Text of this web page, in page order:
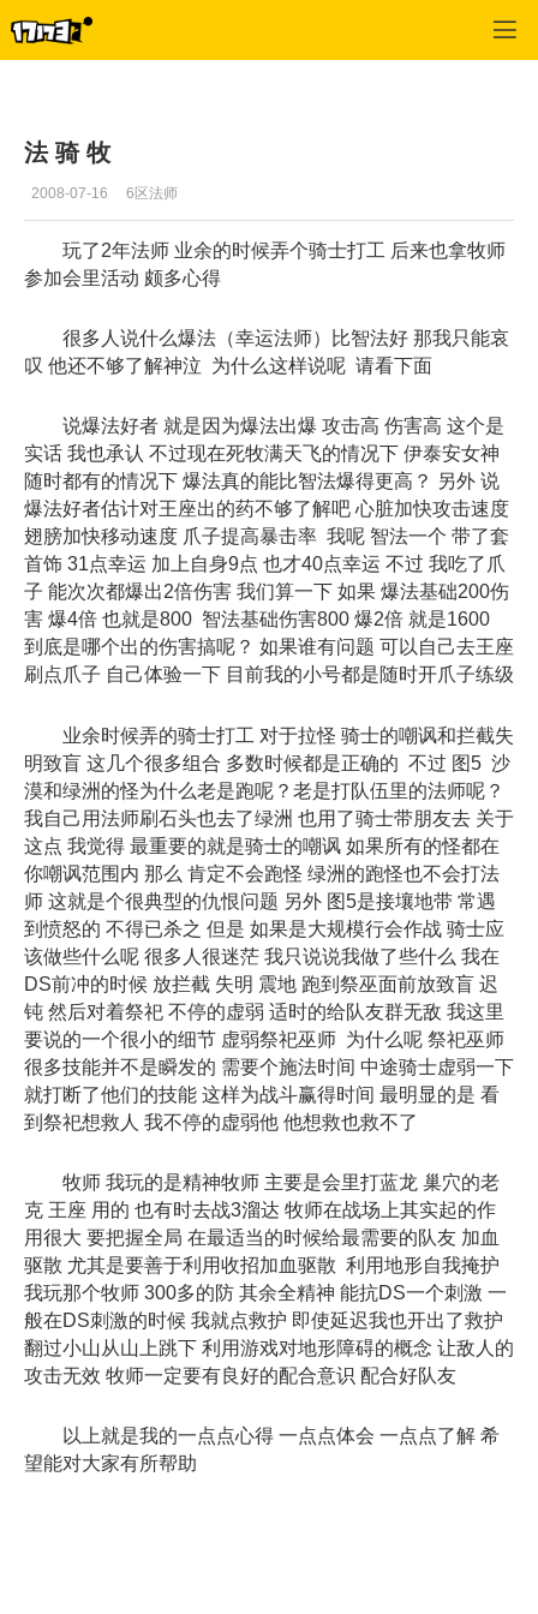
法 骑 牧
2008-07-16 6区法师
玩了2年法师 业余的时候弄个骑士打工 后来也拿牧师
参加会里活动 颇多心得
很多人说什么爆法（幸运法师）比智法好 那我只能哀
叹 他还不够了解神泣 为什么这样说呢 请看下面
说爆法好者 就是因为爆法出爆 攻击高 伤害高 这个是
实话 我也承认 不过现在死牧满天飞的情况下 伊泰安女神
随时都有的情况下 爆法真的能比智法爆得更高？ 另外 说
爆法好者估计对王座出的药不够了解吧 心脏加快攻击速度
翅膀加快移动速度 爪子提高暴击率 我呢 智法一个 带了套
首饰 31点幸运 加上自身9点 也才40点幸运 不过 我吃了爪
子 能次次都爆出2倍伤害 我们算一下 如果 爆法基础200伤
害 爆4倍 也就是800 智法基础伤害800 爆2倍 就是1600
到底是哪个出的伤害搞呢？ 如果谁有问题 可以自己去王座
刷点爪子 自己体验一下 目前我的小号都是随时开爪子练级
业余时候弄的骑士打工 对于拉怪 骑士的嘲讽和拦截失
明致盲 这几个很多组合 多数时候都是正确的 不过 图5 沙
漠和绿洲的怪为什么老是跑呢？老是打队伍里的法师呢？
我自己用法师刷石头也去了绿洲 也用了骑士带朋友去 关于
这点 我觉得 最重要的就是骑士的嘲讽 如果所有的怪都在
你嘲讽范围内 那么 肯定不会跑怪 绿洲的跑怪也不会打法
师 这就是个很典型的仇恨问题 另外 图5是接壤地带 常遇
到愤怒的 不得已杀之 但是 如果是大规模行会作战 骑士应
该做些什么呢 很多人很迷茫 我只说说我做了些什么 我在
DS前冲的时候 放拦截 失明 震地 跑到祭巫面前放致盲 迟
钝 然后对着祭祀 不停的虚弱 适时的给队友群无敌 我这里
要说的一个很小的细节 虚弱祭祀巫师 为什么呢 祭祀巫师
很多技能并不是瞬发的 需要个施法时间 中途骑士虚弱一下
就打断了他们的技能 这样为战斗赢得时间 最明显的是 看
到祭祀想救人 我不停的虚弱他 他想救也救不了
牧师 我玩的是精神牧师 主要是会里打蓝龙 巢穴的老
克 王座 用的 也有时去战3溜达 牧师在战场上其实起的作
用很大 要把握全局 在最适当的时候给最需要的队友 加血
驱散 尤其是要善于利用收招加血驱散 利用地形自我掩护
我玩那个牧师 300多的防 其余全精神 能抗DS一个刺激 一
般在DS刺激的时候 我就点救护 即使延迟我也开出了救护
翻过小山从山上跳下 利用游戏对地形障碍的概念 让敌人的
攻击无效 牧师一定要有良好的配合意识 配合好队友
以上就是我的一点点心得 一点点体会 一点点了解 希
望能对大家有所帮助